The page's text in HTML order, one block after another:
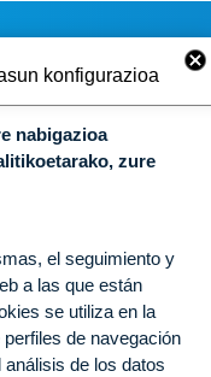
¿Quieres
Información Interna
konfigurazioa
nabigazioa
zure
el seguimiento y
a las que están
se utiliza en la
de navegación
de los datos